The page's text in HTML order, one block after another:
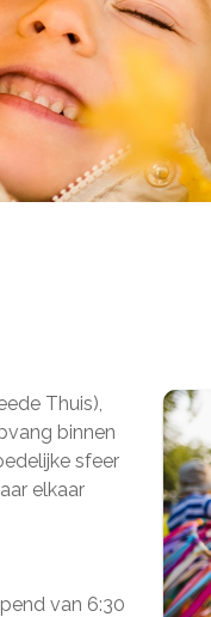
Thuis),
binnen
sfeer
elkaar
van 6:30